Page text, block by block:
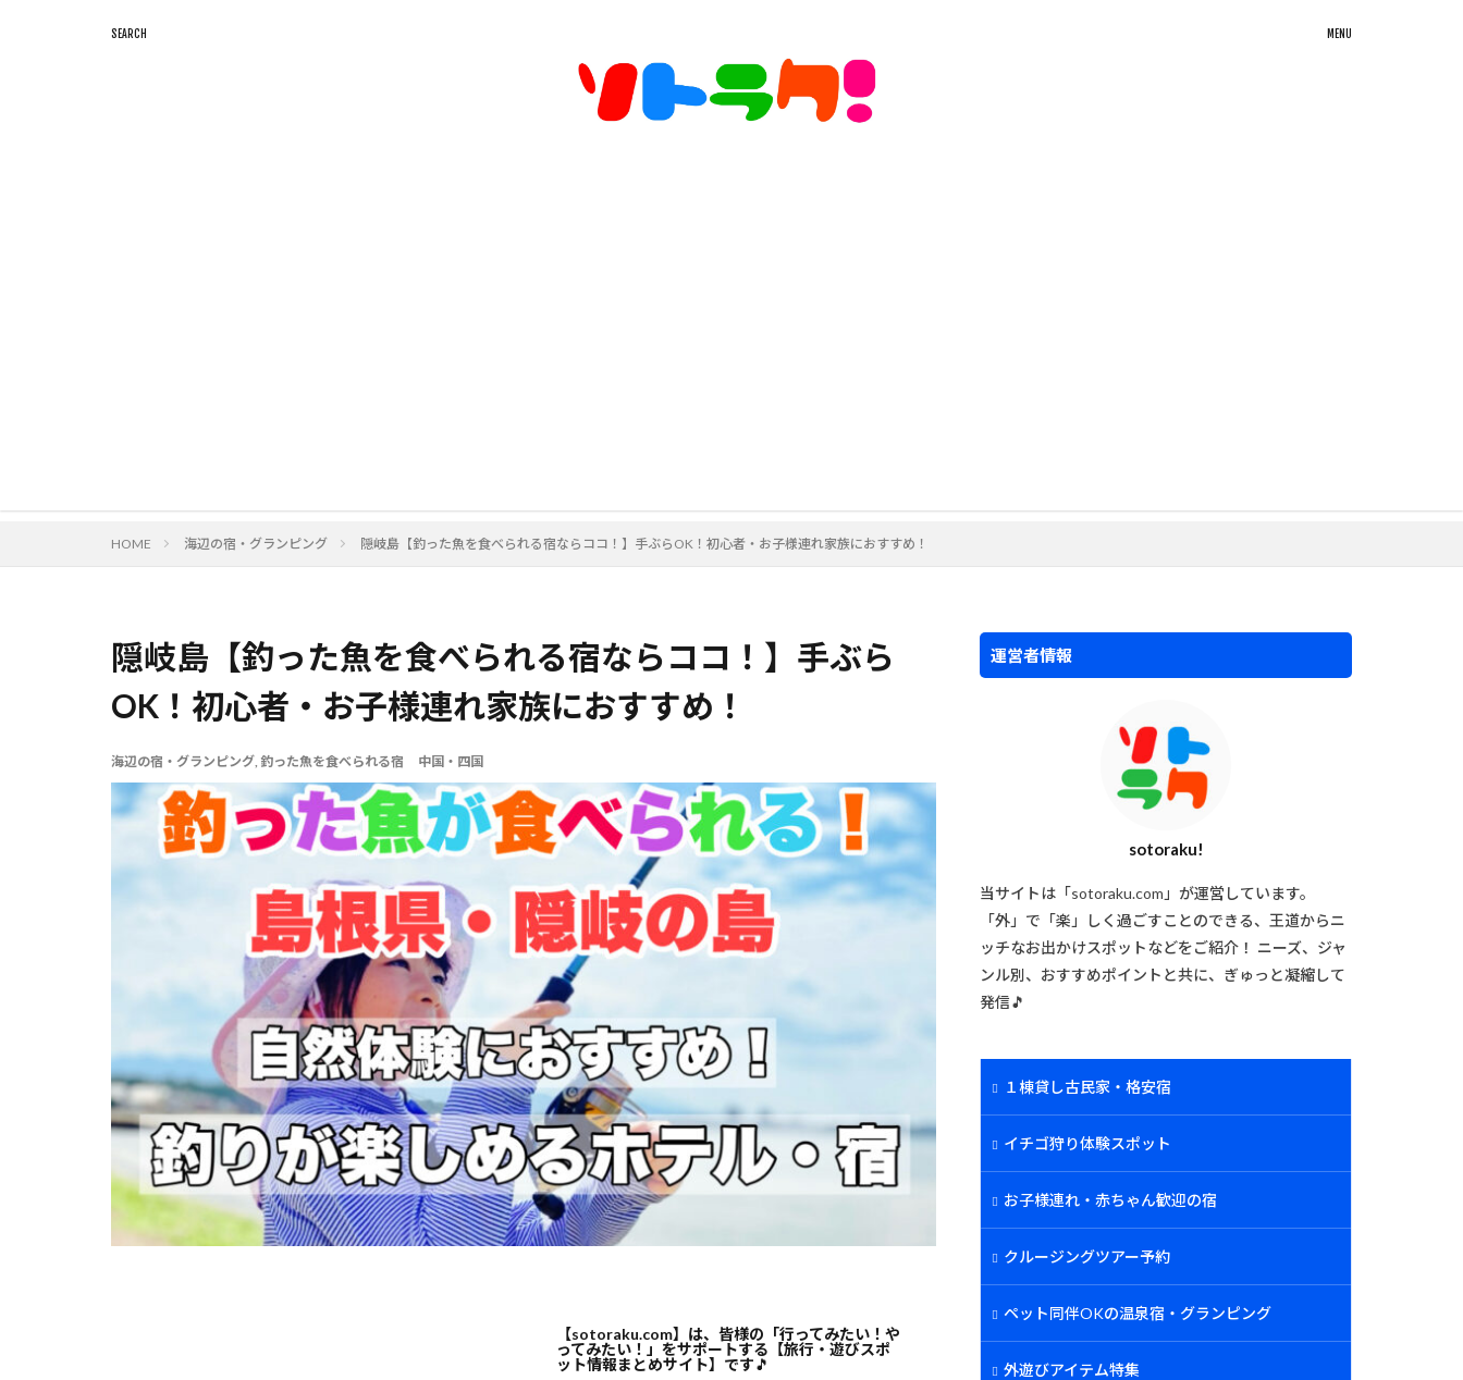
HOME 海辺の宿・グランピング 隠岐島【釣った魚を食べられる宿ならココ！】手ぶらOK！初心者・お子様連れ家族におすすめ！
隠岐島【釣った魚を食べられる宿ならココ！】手ぶら
OK！初心者・お子様連れ家族におすすめ！
海辺の宿・グランピング, 釣った魚を食べられる宿 中国・四国
【sotoraku.com】は、皆様の「行ってみたい！や
ってみたい！」をサポートする【旅行・遊びスポ
ット情報まとめサイト】です🎵
運営者情報
sotoraku!
当サイトは「sotoraku.com」が運営しています。
「外」で「楽」しく過ごすことのできる、王道からニ
ッチなお出かけスポットなどをご紹介！ ニーズ、ジャ
ンル別、おすすめポイントと共に、ぎゅっと凝縮して
発信🎵
１棟貸し古民家・格安宿
イチゴ狩り体験スポット
お子様連れ・赤ちゃん歓迎の宿
クルージングツアー予約
ペット同伴OKの温泉宿・グランピング
外遊びアイテム特集